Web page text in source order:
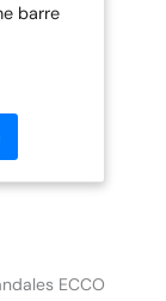
barre
souple
EVA
La
ECCO